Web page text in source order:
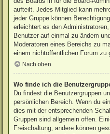
aufteilt. Jedes Mitglied kann
jeder Gruppe können
erleichtert es den
Benutzer auf einmal zu ändern
Moderatoren eines Bereichs zu
einem nichtöffentlichen Forum zu
Nach oben
Wo finde ich die
Du findest die Benutzergruppen
persönlichen Bereich. Wenn du
dies mit der entsprechenden
Gruppen sind allgemein offen.
Freischaltung, andere können